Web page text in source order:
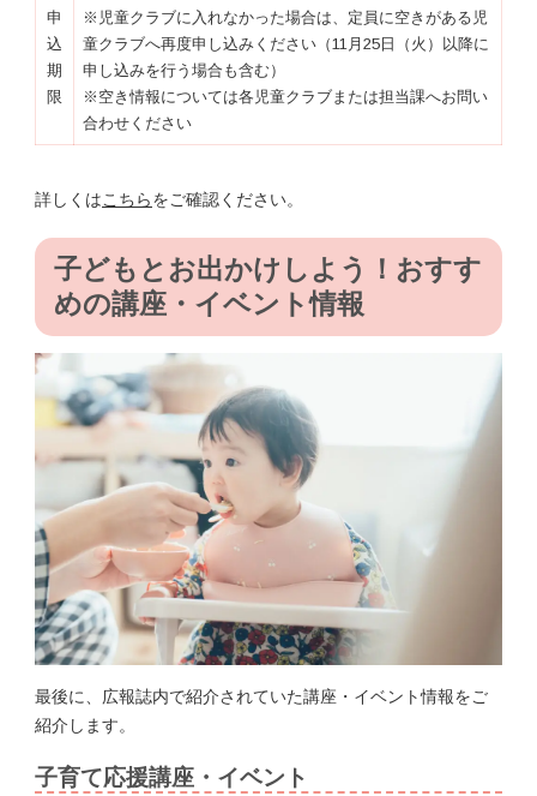
申
込
期
限
※児童クラブに入れなかった場合は、定員に空きがある児
童クラブへ再度申し込みください（11月25日（火）以降に
申し込みを行う場合も含む）
※空き情報については各児童クラブまたは担当課へお問い
合わせください
詳しくはこちらをご確認ください。
子どもとお出かけしよう！おすす
めの講座・イベント情報
最後に、広報誌内で紹介されていた講座・イベント情報をご
紹介します。
子育て応援講座・イベント